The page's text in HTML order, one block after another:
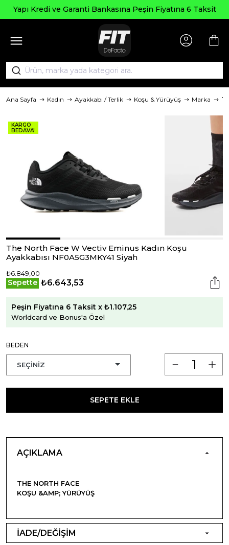
Yapı Kredi ve Garanti Bankasına Peşin Fiyatına 6 Taksit
Ana Sayfa Kadın Ayakkabı / Terlik Koşu & Yürüyüş Marka
KARGO
BEDAVA!
The North Face W Vectiv Eminus Kadın Koşu
Ayakkabısı NF0A5G3MKY41 Siyah
₺6.849,00
Sepette ₺6.643,53
Peşin Fiyatına 6 Taksit x ₺1.107,25
Worldcard ve Bonus'a Özel
BEDEN
SEPETE EKLE
AÇIKLAMA
THE NORTH FACE
KOŞU &AMP; YÜRÜYÜŞ
İADE/DEĞİŞİM